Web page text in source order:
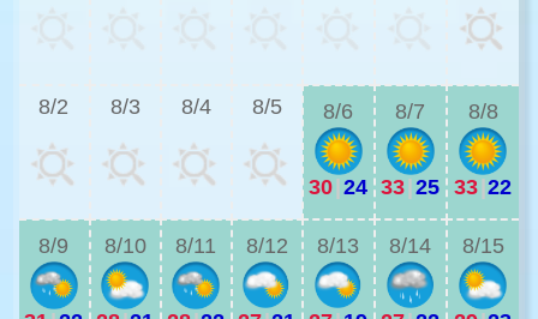
8/2 8/3 8/4 8/5 8/6
30|24
8/7
33|25
8/8
33|22
8/9 8/10 8/11 8/12 8/13 8/14 8/15